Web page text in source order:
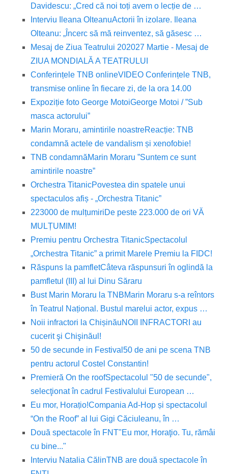
Davidescu: „Cred că noi toți avem o lecție de …
Interviu Ileana OlteanuActorii în izolare. Ileana
Olteanu: „Încerc să mă reinventez, să găsesc …
Mesaj de Ziua Teatrului 202027 Martie - Mesaj de
ZIUA MONDIALĂ A TEATRULUI
Conferințele TNB onlineVIDEO Conferințele TNB,
transmise online în fiecare zi, de la ora 14.00
Expoziție foto George MotoiGeorge Motoi / ”Sub
masca actorului”
Marin Moraru, amintirile noastreReacție: TNB
condamnă actele de vandalism și xenofobie!
TNB condamnăMarin Moraru ”Suntem ce sunt
amintirile noastre”
Orchestra TitanicPovestea din spatele unui
spectaculos afiș - „Orchestra Titanic”
223000 de mulțumiriDe peste 223.000 de ori VĂ
MULȚUMIM!
Premiu pentru Orchestra TitanicSpectacolul
„Orchestra Titanic” a primit Marele Premiu la FIDC!
Răspuns la pamfletCâteva răspunsuri în oglindă la
pamfletul (III) al lui Dinu Săraru
Bust Marin Moraru la TNBMarin Moraru s-a reîntors
în Teatrul Național. Bustul marelui actor, expus …
Noii infractori la ChișinăuNOII INFRACTORI au
cucerit şi Chişinăul!
50 de secunde in Festival 50 de ani pe scena TNB
pentru actorul Costel Constantin!
Premieră On the roofSpectacolul "50 de secunde",
selecţionat în cadrul Festivalului European …
Eu mor, Horațio!Compania Ad-Hop și spectacolul
“On the Roof” al lui Gigi Căciuleanu, în …
Două spectacole în FNT"Eu mor, Horaţio. Tu, rămâi
cu bine..."
Interviu Natalia CălinTNB are două spectacole în